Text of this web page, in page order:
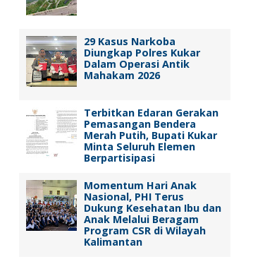
29 Kasus Narkoba
Diungkap Polres Kukar
Dalam Operasi Antik
Mahakam 2026
Terbitkan Edaran Gerakan
Pemasangan Bendera
Merah Putih, Bupati Kukar
Minta Seluruh Elemen
Berpartisipasi
Momentum Hari Anak
Nasional, PHI Terus
Dukung Kesehatan Ibu dan
Anak Melalui Beragam
Program CSR di Wilayah
Kalimantan